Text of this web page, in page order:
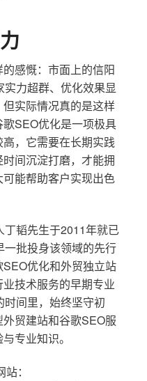
感慨：市面上的信阳
力超群、优化效果显
实际情况真的是这样
SEO优化是一项极具
，它需要在长期实践
间沉淀打磨，才能拥
能帮助客户实现出色
韬先生于2011年就已
批投身该领域的先行
优化和外贸独立站
技术服务的早期专业
间里，始终坚守初
贸建站和谷歌SEO服
专业知识。
：